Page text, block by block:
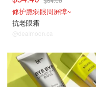
修护脆弱眼周屏障~
抗老眼霜
@dealmoon.ca
甄选护肤